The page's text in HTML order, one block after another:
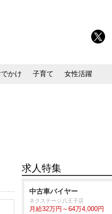
かけ 子育て 女性活躍
求人特集
中古車バイヤー
ネクステージ八王子店
月給32万円～64万4,000円